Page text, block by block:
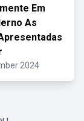
Em
As
2024